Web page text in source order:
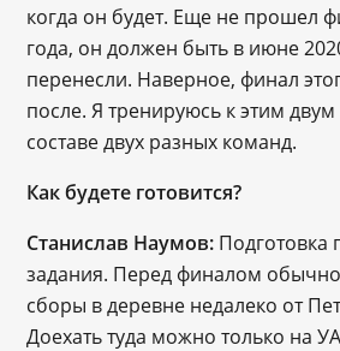
когда он будет. Еще не прошел
года, он должен быть в июне
перенесли. Наверное, финал
после. Я тренируюсь к этим
составе двух разных команд.
Как будете готовится?
Станислав Наумов: Подготовка
задания. Перед финалом
сборы в деревне недалеко от
Доехать туда можно только на